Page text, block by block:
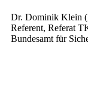
Dr. Dominik Klein
Referent, Referat
Bundesamt für